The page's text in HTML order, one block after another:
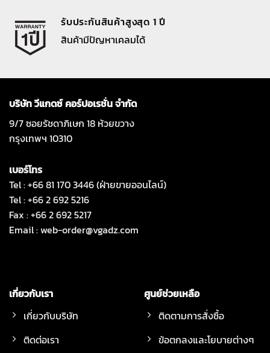
รับประกันสินค้าสูงสุด 1 ปี
สินค้ามีปัญหาเคลมได้
บริษัท วีแกดซ์ คอร์ปอเรชั่น จำกัด
9/7 ซอยรัชดาภิเษก 18 ห้วยขวาง
กรุงเทพฯ 10310
เบอร์โทร
Tel : +66 81 170 3446 (ฝ่ายขายออนไลน์)
Tel : +66 2 692 5216
Fax : +66 2 692 5217
Email :web-order@vgadz.com
เกี่ยวกับเรา
เกี่ยวกับบริษัท
ติดต่อเรา
ศูนย์ช่วยเหลือ
ติดตามการสั่งซื้อ
ข้อตกลงและโยบายต่างๆ